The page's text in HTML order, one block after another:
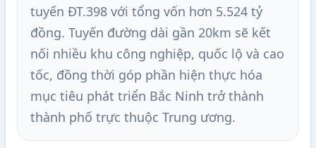
tuyến ĐT.398 với tổng vốn hơn 5.524 tỷ
đồng. Tuyến đường dài gần 20km sẽ kết
nối nhiều khu công nghiệp, quốc lộ và cao
tốc, đồng thời góp phần hiện thực hóa
mục tiêu phát triển Bắc Ninh trở thành
thành phố trực thuộc Trung ương.